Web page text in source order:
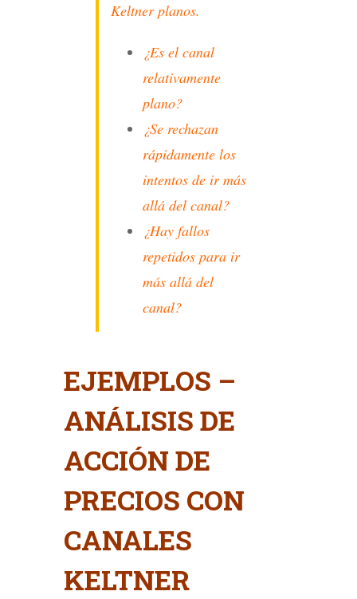
Keltner planos.
¿Es el canal
relativamente
plano?
¿Se rechazan
rápidamente los
intentos de ir más
allá del canal?
¿Hay fallos
repetidos para ir
más allá del
canal?
EJEMPLOS –
ANÁLISIS DE
ACCIÓN DE
PRECIOS CON
CANALES
KELTNER